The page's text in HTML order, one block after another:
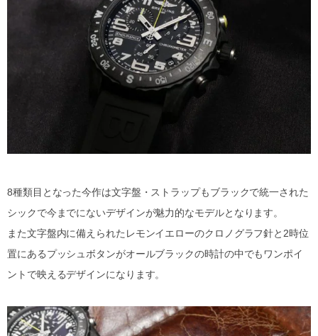
8種類目となった今作は文字盤・ストラップもブラックで統一された
シックで今までにないデザインが魅力的なモデルとなります。
また文字盤内に備えられたレモンイエローのクロノグラフ針と2時位
置にあるプッシュボタンがオールブラックの時計の中でもワンポイ
ントで映えるデザインになります。